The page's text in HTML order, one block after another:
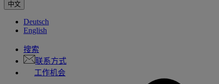
中文
Deutsch
English
搜索
联系方式
工作机会